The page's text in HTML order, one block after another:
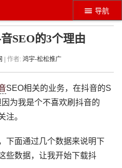
导航
SEO的3个理由
| 作者:鸿宇-松松推广
SEO相关的业务，在抖音的S
为我是个不喜欢刷抖音的
注。
下面通过几个数据来说明下
些数据，让我开始下载抖